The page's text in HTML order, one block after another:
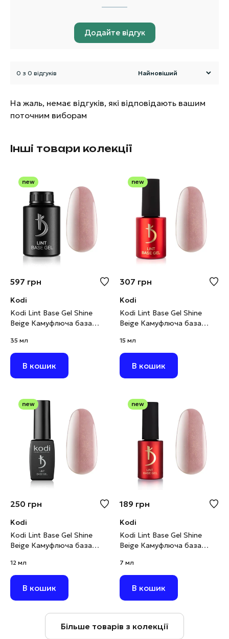
Додайте відгук
0 з 0 відгуків
На жаль, немає відгуків, які відповідають вашим
поточним виборам
Інші товари колекції
new
597 грн
Kodi
Kodi Lint Base Gel Shine
Beige Камуфлюча база
шимером, 35 мл
35 мл
В кошик
new
307 грн
Kodi
Kodi Lint Base Gel Shine
Beige Камуфлюча база
шимером, 15 мл
15 мл
В кошик
new
250 грн
Kodi
Kodi Lint Base Gel Shine
Beige Камуфлюча база
шимером, 12 мл
12 мл
В кошик
new
189 грн
Kodi
Kodi Lint Base Gel Shine
Beige Камуфлюча база
шимером, 7 мл
7 мл
В кошик
Більше товарів з колекції